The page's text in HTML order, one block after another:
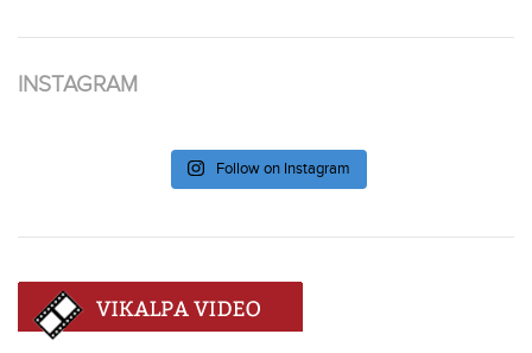
INSTAGRAM
Follow on Instagram